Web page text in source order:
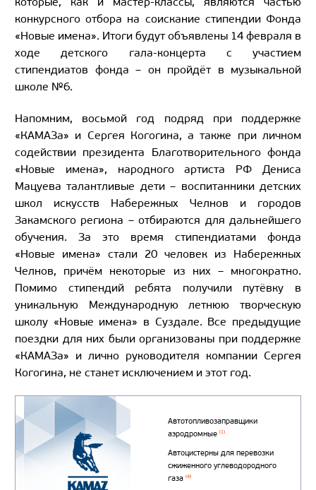
конкурсного отбора на соискание стипендии Фонда
«Новые имена». Итоги будут объявлены 14 февраля в
ходе детского гала-концерта с участием
стипендиатов фонда – он пройдёт в музыкальной
школе №6.
Напомним, восьмой год подряд при поддержке
«КАМАЗа» и Сергея Когогина, а также при личном
содействии президента Благотворительного фонда
«Новые имена», народного артиста РФ Дениса
Мацуева талантливые дети – воспитанники детских
школ искусств Набережных Челнов и городов
Закамского региона – отбираются для дальнейшего
обучения. За это время стипендиатами фонда
«Новые имена» стали 20 человек из Набережных
Челнов, причём некоторые из них – многократно.
Помимо стипендий ребята получили путёвку в
уникальную Международную летнюю творческую
школу «Новые имена» в Суздале. Все предыдущие
поездки для них были организованы при поддержке
«КАМАЗа» и лично руководителя компании Сергея
Когогина, не станет исключением и этот год.